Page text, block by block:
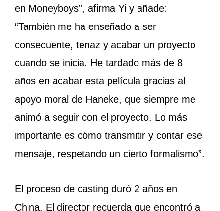
en Moneyboys”, afirma Yi y añade:
“También me ha enseñado a ser
consecuente, tenaz y acabar un proyecto
cuando se inicia. He tardado más de 8
años en acabar esta película gracias al
apoyo moral de Haneke, que siempre me
animó a seguir con el proyecto. Lo más
importante es cómo transmitir y contar ese
mensaje, respetando un cierto formalismo”.
El proceso de casting duró 2 años en
China. El director recuerda que encontró a